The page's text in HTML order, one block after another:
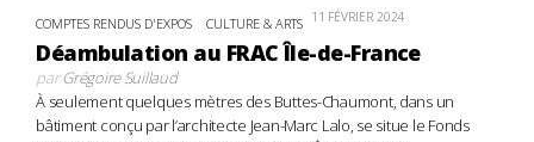
COMPTES RENDUS D'EXPOS CULTURE & ARTS 11 FÉVRIER 2024
Déambulation au FRAC Île-de-France
parGrégoire Suillaud
À seulement quelques mètres des Buttes-Chaumont, dans un
bâtiment conçu par l’architecte Jean-Marc Lalo, se situe le Fonds